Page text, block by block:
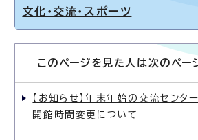
文化・交流・スポーツ
このページを見た人は次のペー
【お知らせ】年末年始の交流センタ
開館時間変更について